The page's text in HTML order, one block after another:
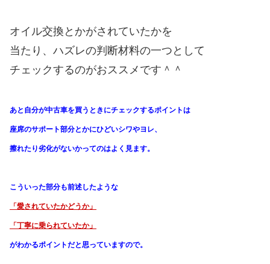
オイル交換とかがされていたかを
当たり、ハズレの判断材料の一つとして
チェックするのがおススメです＾＾
あと自分が中古車を買うときにチェックするポイントは
座席のサポート部分とかにひどいシワやヨレ、
擦れたり劣化がないかってのはよく見ます。
こういった部分も前述したような
「愛されていたかどうか」
「丁寧に乗られていたか」
がわかるポイントだと思っていますので。